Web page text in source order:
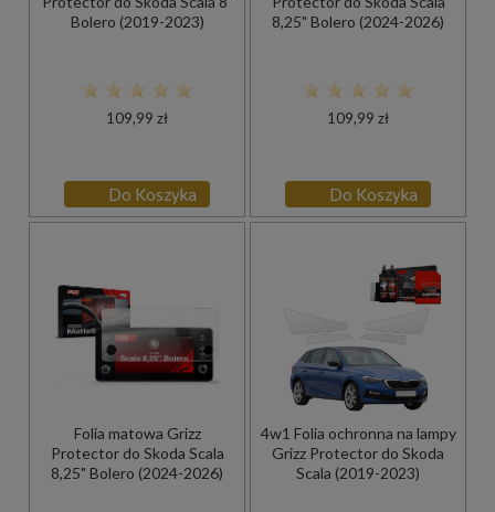
Bolero (2019-2023)
109,99 zł
Do Koszyka
8,25" Bolero (2024-2026)
109,99 zł
Do Koszyka
Folia matowa Grizz
Protector do Skoda Scala
8,25" Bolero (2024-2026)
4w1 Folia ochronna na lampy
Grizz Protector do Skoda
Scala (2019-2023)